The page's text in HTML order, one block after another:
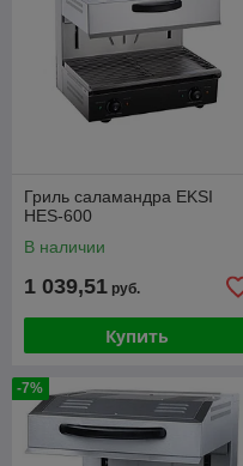
Гриль саламандра EKSI
HES-600
В наличии
1 039,51 руб.
Купить
-7%